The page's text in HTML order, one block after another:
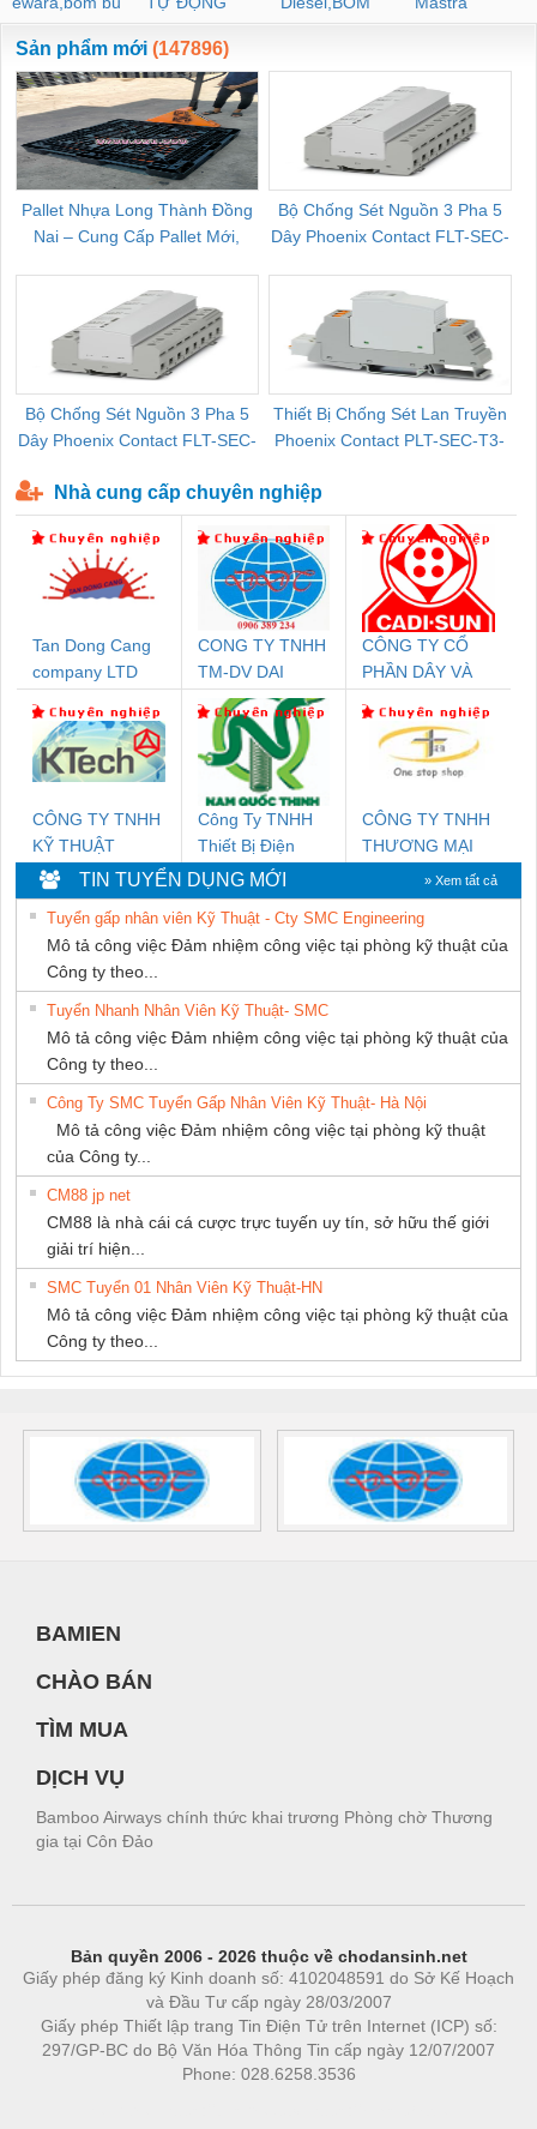
ewara
CHUA CHAY
Sản phẩm mới (147896)
Pallet Nhựa Long Thành Đồng
Nai – Cung Cấp Pallet Mới,
Bộ Chống Sét Nguồn 3 Pha 5
Dây Phoenix Contact FLT-SEC-
Bộ Chống Sét Nguồn 3 Pha 5
Dây Phoenix Contact FLT-SEC-
Thiết Bị Chống Sét Lan Truyền
Phoenix Contact PLT-SEC-T3-
Nhà cung cấp chuyên nghiệp
Tan Dong Cang
company LTD
CONG TY TNHH
TM-DV DAI
DONG THANH
CÔNG TY CỔ
PHẦN DÂY VÀ
THƯỢNG ĐÌNH
CÔNG TY TNHH
KỸ THUẬT
KTECH VIỆT
NAM
Công Ty TNHH
Thiết Bị Điện
Nam Quốc Thịnh
CÔNG TY TNHH
THƯƠNG MẠI
THIÊN ÂN VIỆT
NAM
TIN TUYỂN DỤNG MỚI » Xem tất cả
Tuyển gấp nhân viên Kỹ Thuật - Cty SMC Engineering
Mô tả công việc Đảm nhiệm công việc tại phòng kỹ thuật của
Công ty theo...
Tuyển Nhanh Nhân Viên Kỹ Thuật- SMC
Mô tả công việc Đảm nhiệm công việc tại phòng kỹ thuật của
Công ty theo...
Công Ty SMC Tuyển Gấp Nhân Viên Kỹ Thuật- Hà Nội
Mô tả công việc Đảm nhiệm công việc tại phòng kỹ thuật
của Công ty...
CM88 jp net
CM88 là nhà cái cá cược trực tuyến uy tín, sở hữu thế giới
giải trí hiện...
SMC Tuyển 01 Nhân Viên Kỹ Thuật-HN
Mô tả công việc Đảm nhiệm công việc tại phòng kỹ thuật của
Công ty theo...
BAMIEN
CHÀO BÁN
TÌM MUA
DỊCH VỤ
Bamboo Airways chính thức khai trương Phòng chờ Thương
gia tại Côn Đảo
Bản quyền 2006 - 2026 thuộc về chodansinh.net
Giấy phép đăng ký Kinh doanh số: 4102048591 do Sở Kế Hoạch
và Đầu Tư cấp ngày 28/03/2007
Giấy phép Thiết lập trang Tin Điện Tử trên Internet (ICP) số:
297/GP-BC do Bộ Văn Hóa Thông Tin cấp ngày 12/07/2007
Phone: 028.6258.3536